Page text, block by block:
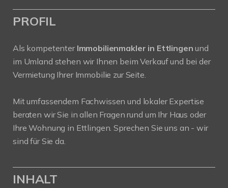
PROFIL
Als kompetenter Immobilienmakler in Ettlingen und
im Umland stehen wir Ihnen beim Verkauf und bei der
Vermietung Ihrer Immobilie zur Seite.
Mit umfassendem Fachwissen und lokaler Expertise
beraten wir Sie in allen Fragen rund um Ihr Haus oder
Ihre Wohnung in Ettlingen. Sprechen Sie uns an - wir
sind für Sie da.
INHALT